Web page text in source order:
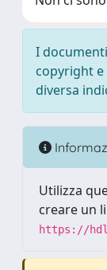
I
copyright
diversa
Utilizza
creare un
https://